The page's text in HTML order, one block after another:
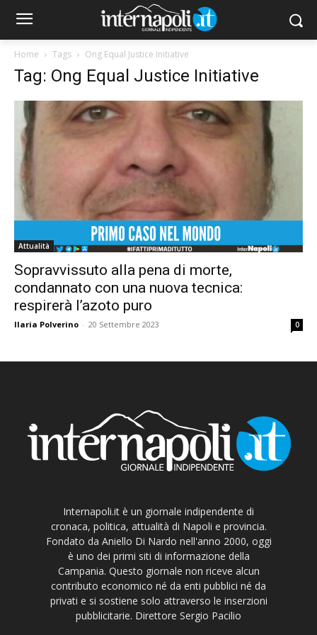
Home Tags Ong Equal Justice Initiative
Tag: Ong Equal Justice Initiative
Attualità
Sopravvissuto alla pena di morte,
condannato con una nuova tecnica:
respirerà l’azoto puro
Ilaria Polverino - 20 Settembre 2023 0
Internapoli.it è un giornale indipendente di
cronaca, politica, attualità di Napoli e provincia.
Fondato da Aniello Di Nardo nell'anno 2000, oggi
è uno dei primi siti di informazione della
Campania. Questo giornale non riceve alcun
contributo economico né da enti pubblici né da
privati e si sostiene solo attraverso le inserzioni
pubblicitarie. Direttore Sergio Pacilio